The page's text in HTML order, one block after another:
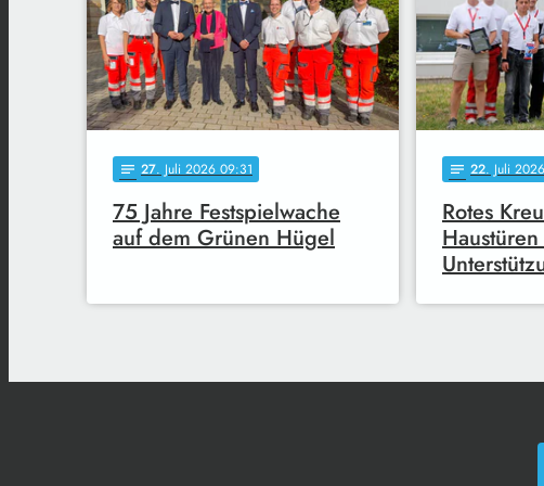
notes 27. Juli 2026 09:31
75 Jahre Festspielwache
auf dem Grünen Hügel
notes 22. Juli
Rotes